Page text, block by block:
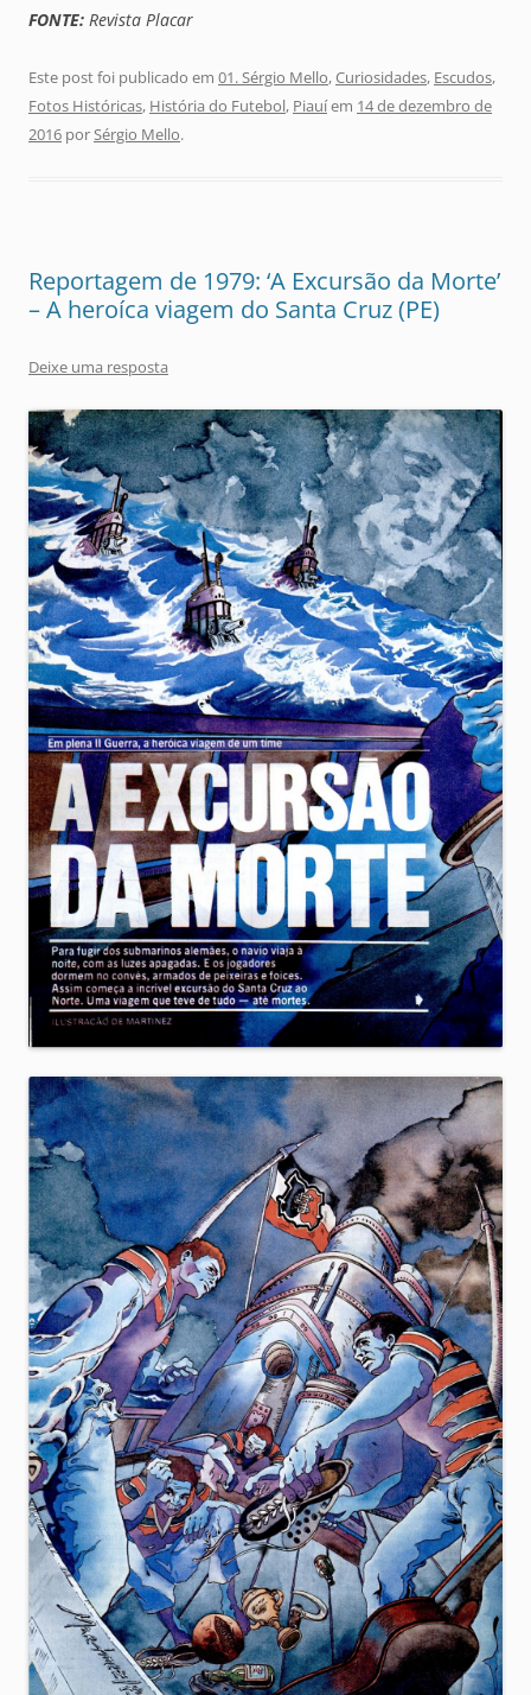
FONTE: Revista Placar
Este post foi publicado em 01. Sérgio Mello,Curiosidades, Escudos,
Fotos Históricas, História do Futebol, Piauíem 14 de dezembro de
2016 porSérgio Mello.
Reportagem de 1979: ‘A Excursão da Morte’
– A heroíca viagem do Santa Cruz (PE)
Deixe uma resposta